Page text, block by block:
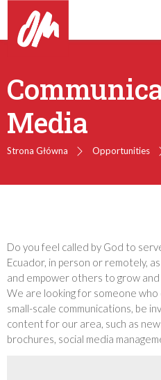
Media
Strona Główna Opportunities
Do you feel called by God to
Ecuador, in person or remotely,
and empower others to grow and
We are looking for someone
small-scale communications, be
content for our area, such as
brochures, social media